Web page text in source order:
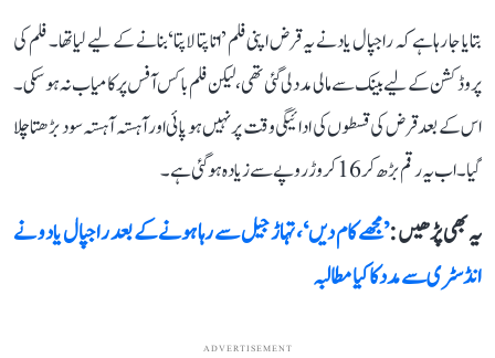
بتایا جا رہا ہے کہ راجپال یاد نے یہ قرض اپنی فلم ’اتا پتا لاپتا‘ بنانے کے لیے لیا تھا۔ فلم کی
پروڈکشن کے لیے بینک سے مالی مدد لی گئی تھی، لیکن فلم باکس آفس پر کامیاب نہ ہو سکی۔
اس کے بعد قرض کی قسطوں کی ادائیگی وقت پر نہیں ہو پائی اور آہستہ آہستہ سود بڑھتا چلا
گیا۔ اب یہ رقم بڑھ کر 16 کروڑ روپے سے زیادہ ہو گئی ہے۔
یہ بھی پڑھیں :’مجھے کام دیں‘، تہاڑ جیل سے رہا ہونے کے بعد راجپال یادو نے
انڈسٹری سے مدد کا کیا مطالبہ
ADVERTISEMENT